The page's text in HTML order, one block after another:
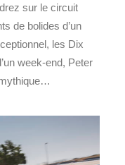
sur le circuit
de bolides d’un
les Dix
week-end, Peter